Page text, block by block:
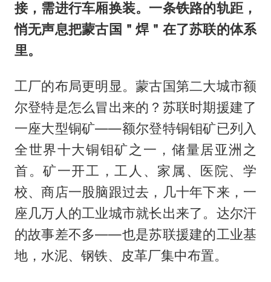
接，需进行车厢换装。一条铁路的轨距，
悄无声息把蒙古国＂焊＂在了苏联的体系
里。
工厂的布局更明显。蒙古国第二大城市额
尔登特是怎么冒出来的？苏联时期援建了
一座大型铜矿——额尔登特铜钼矿已列入
全世界十大铜钼矿之一，储量居亚洲之
首。矿一开工，工人、家属、医院、学
校、商店一股脑跟过去，几十年下来，一
座几万人的工业城市就长出来了。达尔汗
的故事差不多——也是苏联援建的工业基
地，水泥、钢铁、皮革厂集中布置。